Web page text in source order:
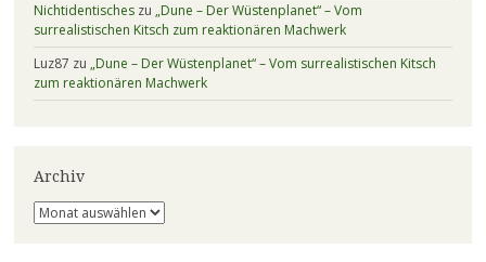
Nichtidentischeszu „Dune – Der Wüstenplanet“ – Vom
surrealistischen Kitsch zum reaktionären Machwerk
Luz87 zu „Dune – Der Wüstenplanet“ – Vom surrealistischen Kitsch
zum reaktionären Machwerk
Archiv
Archiv